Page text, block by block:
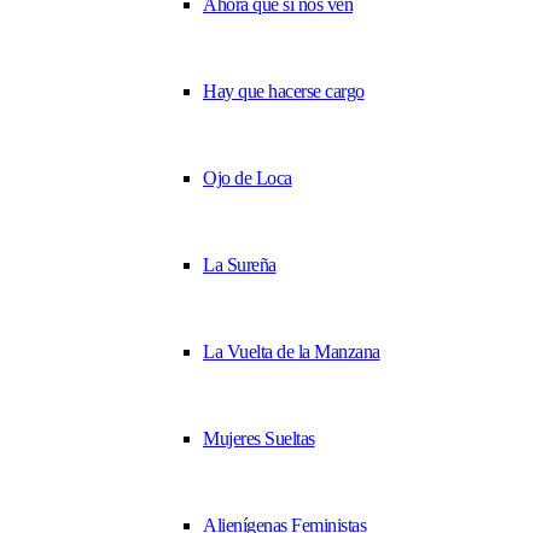
Ahora que si nos ven
Hay que hacerse cargo
Ojo de Loca
La Sureña
La Vuelta de la Manzana
Mujeres Sueltas
Alienígenas Feministas